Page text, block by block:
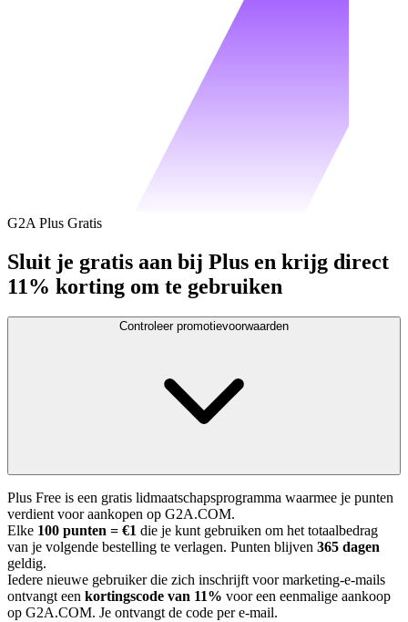
G2A Plus Gratis
Sluit je gratis aan bij Plus en krijg direct
11% korting om te gebruiken
Controleer promotievoorwaarden
Plus Free is een gratis lidmaatschapsprogramma waarmee je punten
verdient voor aankopen op G2A.COM.
Elke 100 punten = €1 die je kunt gebruiken om het totaalbedrag
van je volgende bestelling te verlagen. Punten blijven 365 dagen
geldig.
Iedere nieuwe gebruiker die zich inschrijft voor marketing-e-mails
ontvangt een kortingscode van 11% voor een eenmalige aankoop
op G2A.COM. Je ontvangt de code per e-mail.